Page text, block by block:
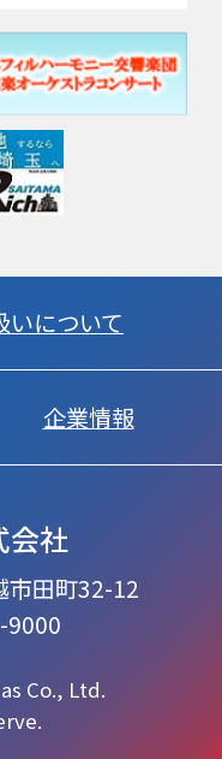
会社
市田町32-12
9000
いについて
企業情報
Co., Ltd.